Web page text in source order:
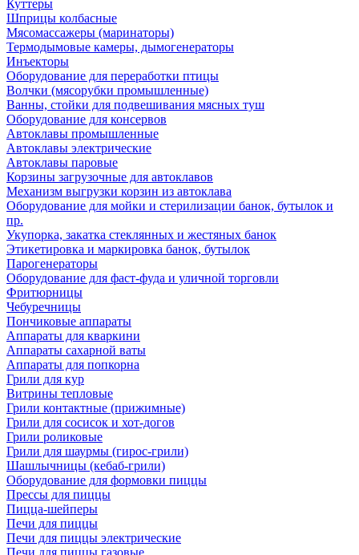
Куттеры
Шприцы колбасные
Мясомассажеры (маринаторы)
Термодымовые камеры, дымогенераторы
Инъекторы
Оборудование для переработки птицы
Волчки (мясорубки промышленные)
Ванны, стойки для подвешивания мясных туш
Оборудование для консервов
Автоклавы промышленные
Автоклавы электрические
Автоклавы паровые
Корзины загрузочные для автоклавов
Механизм выгрузки корзин из автоклава
Оборудование для мойки и стерилизации банок, бутылок и
пр.
Укупорка, закатка стеклянных и жестяных банок
Этикетировка и маркировка банок, бутылок
Парогенераторы
Оборудование для фаст-фуда и уличной торговли
Фритюрницы
Чебуречницы
Пончиковые аппараты
Аппараты для кваркини
Аппараты сахарной ваты
Аппараты для попкорна
Грили для кур
Витрины тепловые
Грили контактные (прижимные)
Грили для сосисок и хот-догов
Грили роликовые
Грили для шаурмы (гирос-грили)
Шашлычницы (кебаб-грили)
Оборудование для формовки пиццы
Прессы для пиццы
Пицца-шейперы
Печи для пиццы
Печи для пиццы электрические
Печи для пиццы газовые